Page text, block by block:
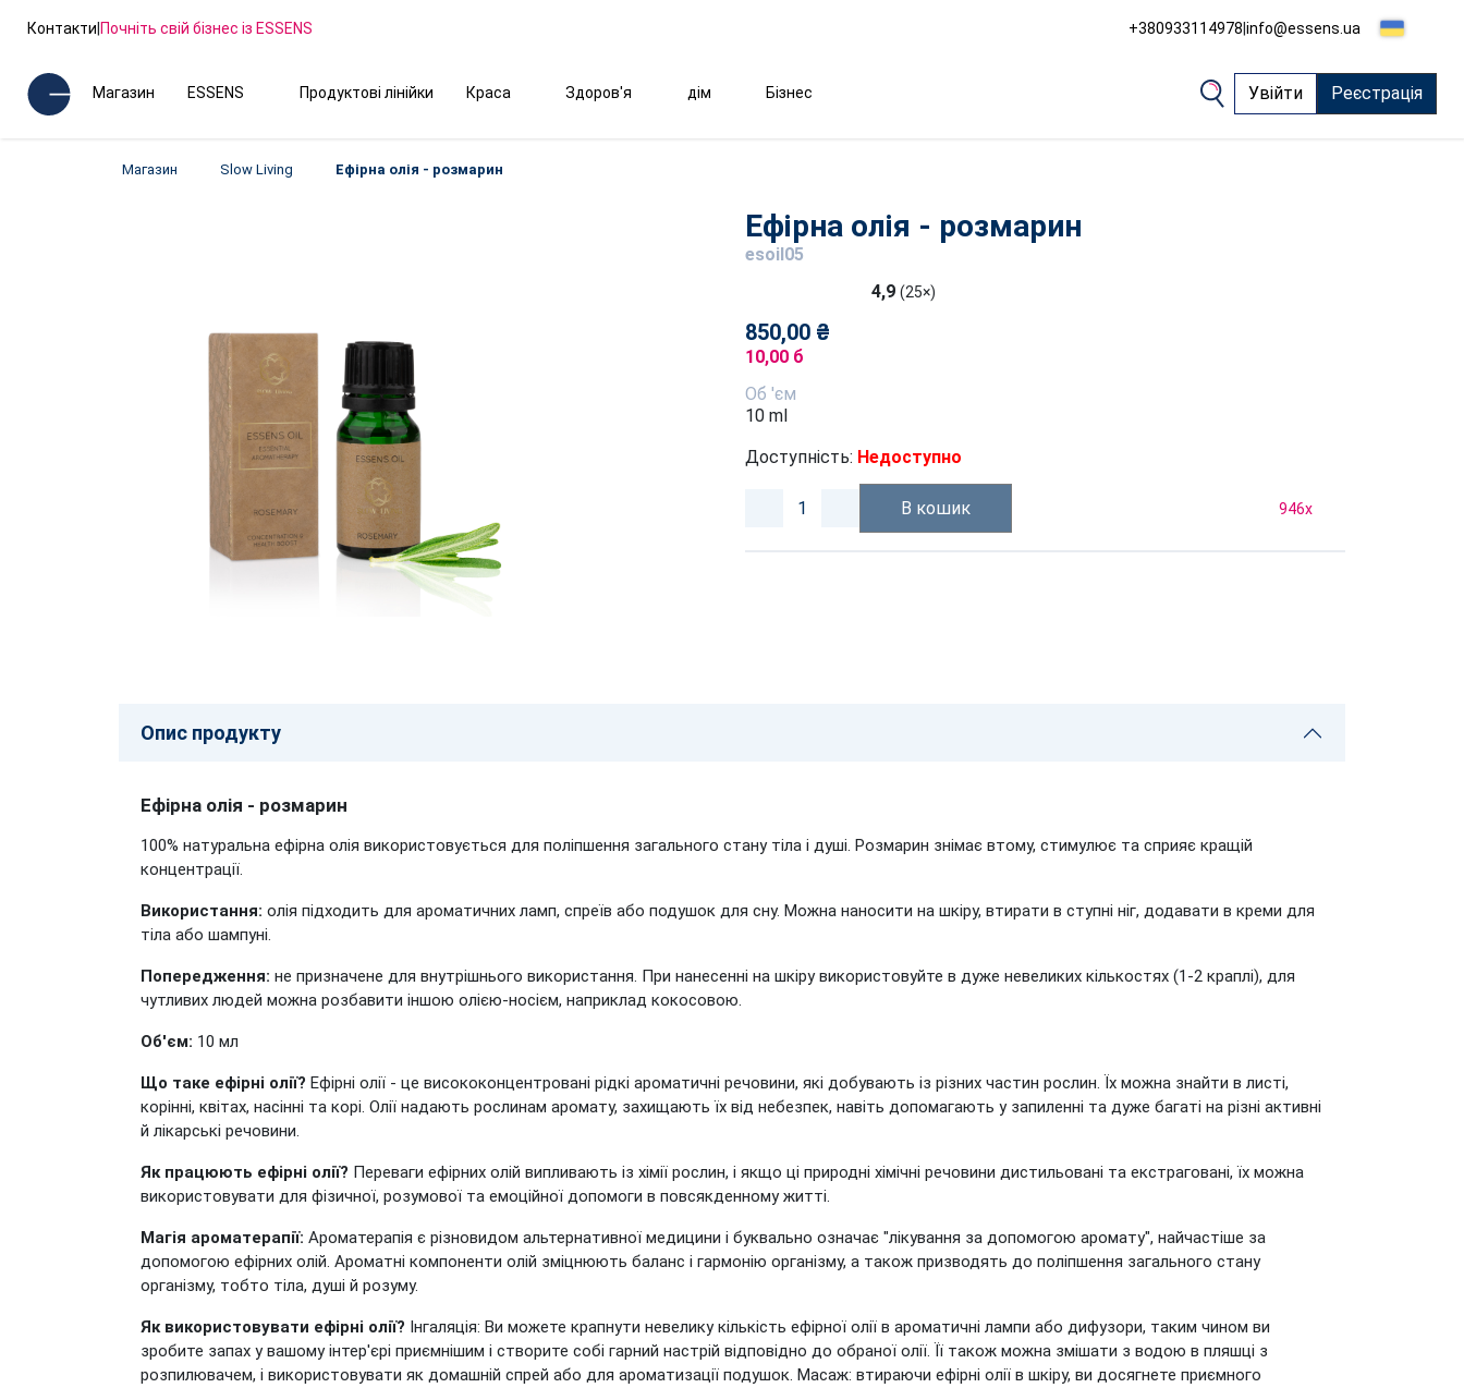
Контакти|Почніть свій бізнес із ESSENS +380933114978|info@essens.ua
Магазин ESSENS Продуктові лінійки Краса Здоров'я дім Бізнес Увійти Реєстрація
Магазин Slow Living Ефірна олія - ​​розмарин
Ефірна олія - ​​розмарин
esoil05
4,9 (25×)
850,00 ₴
10,00 б
Об 'єм
10 ml
Доступність: Недоступно
В кошик 946x
Опис продукту
Ефірна олія - ​​розмарин
100% натуральна ефірна олія використовується для поліпшення загального стану тіла і душі. Розмарин знімає втому, стимулює та сприяє кращій
концентрації.
Використання: олія підходить для ароматичних ламп, спреїв або подушок для сну. Можна наносити на шкіру, втирати в ступні ніг, додавати в креми для
тіла або шампуні.
Попередження: не призначене для внутрішнього використання. При нанесенні на шкіру використовуйте в дуже невеликих кількостях (1-2 краплі), для
чутливих людей можна розбавити іншою олією-носієм, наприклад кокосовою.
Об'єм: 10 мл
Що таке ефірні олії? Ефірні олії - це висококонцентровані рідкі ароматичні речовини, які добувають із різних частин рослин. Їх можна знайти в листі,
корінні, квітах, насінні та корі. Олії надають рослинам аромату, захищають їх від небезпек, навіть допомагають у запиленні та дуже багаті на різні активні
й лікарські речовини.
Як працюють ефірні олії? Переваги ефірних олій випливають із хімії рослин, і якщо ці природні хімічні речовини дистильовані та екстраговані, їх можна
використовувати для фізичної, розумової та емоційної допомоги в повсякденному житті.
Магія ароматерапії: Ароматерапія є різновидом альтернативної медицини і буквально означає "лікування за допомогою аромату", найчастіше за
допомогою ефірних олій. Ароматні компоненти олій зміцнюють баланс і гармонію організму, а також призводять до поліпшення загального стану
організму, тобто тіла, душі й розуму.
Як використовувати ефірні олії? Інгаляція: Ви можете крапнути невелику кількість ефірної олії в ароматичні лампи або дифузори, таким чином ви
зробите запах у вашому інтер'єрі приємнішим і створите собі гарний настрій відповідно до обраної олії. Її також можна змішати з водою в пляшці з
розпилювачем, і використовувати як домашній спрей або для ароматизації подушок. Масаж: втираючи ефірні олії в шкіру, ви досягнете приємного